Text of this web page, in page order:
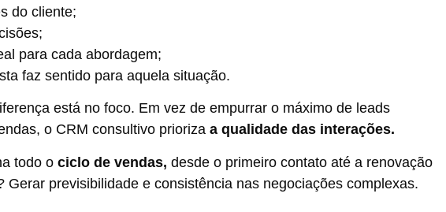
do cliente;
para cada abordagem;
faz sentido para aquela situação.
está no foco. Em vez de empurrar o máximo de leads
o CRM consultivo prioriza a qualidade das interações.
todo o ciclo de vendas, desde o primeiro contato até a renovação
Gerar previsibilidade e consistência nas negociações complexas.